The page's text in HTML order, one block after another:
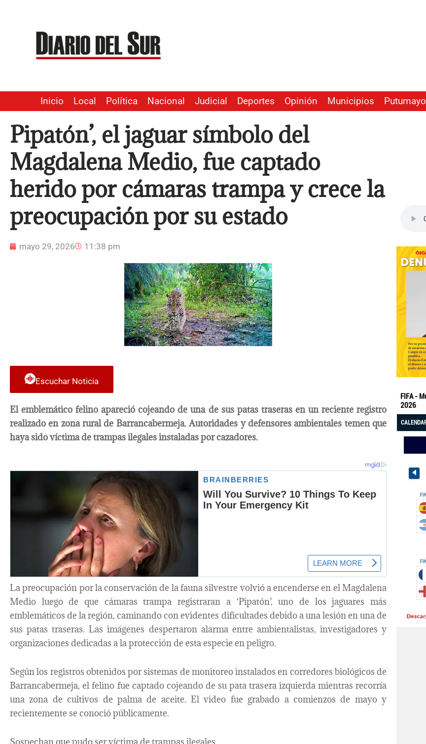
contenido
Inicio Local Política Nacional Judicial Deportes Opinión Municipios Putumayo
Pipatón’, el jaguar símbolo del
Magdalena Medio, fue captado
herido por cámaras trampa y crece la
preocupación por su estado
mayo 29, 2026 11:38 pm
Escuchar Noticia
El emblemático felino apareció cojeando de una de sus patas traseras en un reciente registro
realizado en zona rural de Barrancabermeja. Autoridades y defensores ambientales temen que
haya sido víctima de trampas ilegales instaladas por cazadores.
La preocupación por la conservación de la fauna silvestre volvió a encenderse en el Magdalena
Medio luego de que cámaras trampa registraran a ‘Pipatón’, uno de los jaguares más
emblemáticos de la región, caminando con evidentes dificultades debido a una lesión en una de
sus patas traseras. Las imágenes despertaron alarma entre ambientalistas, investigadores y
organizaciones dedicadas a la protección de esta especie en peligro.
Según los registros obtenidos por sistemas de monitoreo instalados en corredores biológicos de
Barrancabermeja, el felino fue captado cojeando de su pata trasera izquierda mientras recorría
una zona de cultivos de palma de aceite. El video fue grabado a comienzos de mayo y
recientemente se conoció públicamente.